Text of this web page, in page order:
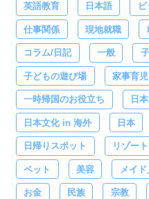
英語教育 日本語
仕事関係 現地就職
コラム/日記 一般
子どもの遊び場 家事育児
一時帰国のお役立ち 日
日本文化 in 海外 日本
日帰りスポット リゾート
ペット 美容 メイ
お金 民族 宗教